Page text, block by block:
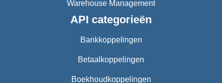
Warehouse Management
API categorieën
Bankkoppelingen
Betaalkoppelingen
Boekhoudkoppelingen